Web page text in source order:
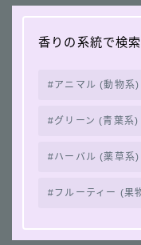
香りの系統で検索
アニマル (動物系)
グリーン (青葉系)
ハーバル (薬草系)
フルーティー (果